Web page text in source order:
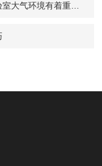
气环境有着重要意义